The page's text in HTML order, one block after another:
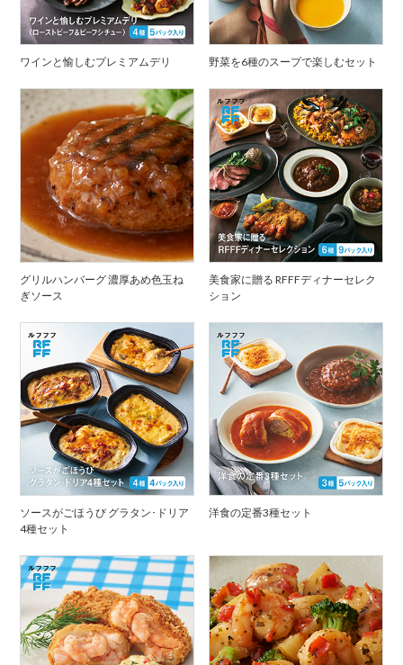
ワインと愉しむプレミアムデリ 野菜を6種のスープで楽しむセット
グリルハンバーグ 濃厚あめ色玉ね
ぎソース
美食家に贈る RFFFディナーセレク
ション
ソースがごほうび グラタン･ドリア
4種セット
洋食の定番3種セット